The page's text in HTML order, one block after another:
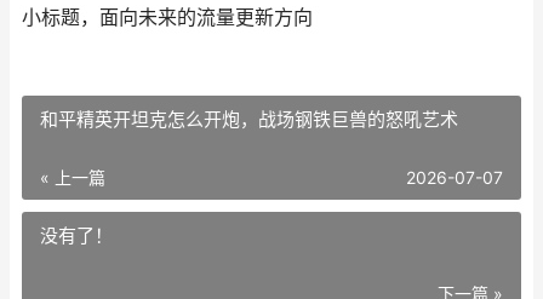
小标题，面向未来的流量更新方向
和平精英开坦克怎么开炮，战场钢铁巨兽的怒吼艺术
« 上一篇 2026-07-07
没有了！
下一篇 »